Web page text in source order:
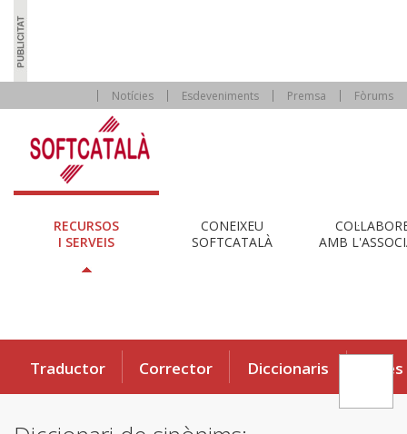
Notícies Esdeveniments Premsa Fòrums
RECURSOS
I SERVEIS
CONEIXEU
SOFTCATALÀ
AMB
Traductor Corrector Diccionaris Eines